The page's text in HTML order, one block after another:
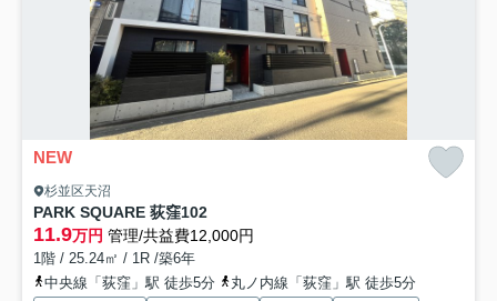
NEW
杉並区天沼
PARK SQUARE 荻窪102
11.9万円 管理/共益費12,000円
1階 / 25.24㎡ / 1R /築6年
中央線「荻窪」駅 徒歩5分
丸ノ内線「荻窪」駅 徒歩5分